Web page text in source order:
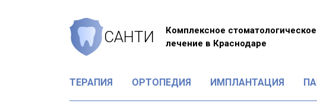
САНТИ
Комплексное стоматологическое
лечение в Краснодаре
ТЕРАПИЯ ОРТОПЕДИЯ ИМПЛАНТАЦИЯ